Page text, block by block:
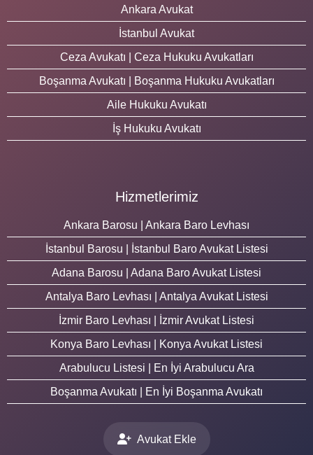
Ankara Avukat
İstanbul Avukat
Ceza Avukatı | Ceza Hukuku Avukatları
Boşanma Avukatı | Boşanma Hukuku Avukatları
Aile Hukuku Avukatı
İş Hukuku Avukatı
Hizmetlerimiz
Ankara Barosu | Ankara Baro Levhası
İstanbul Barosu | İstanbul Baro Avukat Listesi
Adana Barosu | Adana Baro Avukat Listesi
Antalya Baro Levhası | Antalya Avukat Listesi
İzmir Baro Levhası | İzmir Avukat Listesi
Konya Baro Levhası | Konya Avukat Listesi
Arabulucu Listesi | En İyi Arabulucu Ara
Boşanma Avukatı | En İyi Boşanma Avukatı
Avukat Ekle